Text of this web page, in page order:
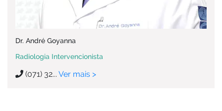
Dr. André Goyanna
Radiologia Intervencionista
(071) 32... Ver mais >